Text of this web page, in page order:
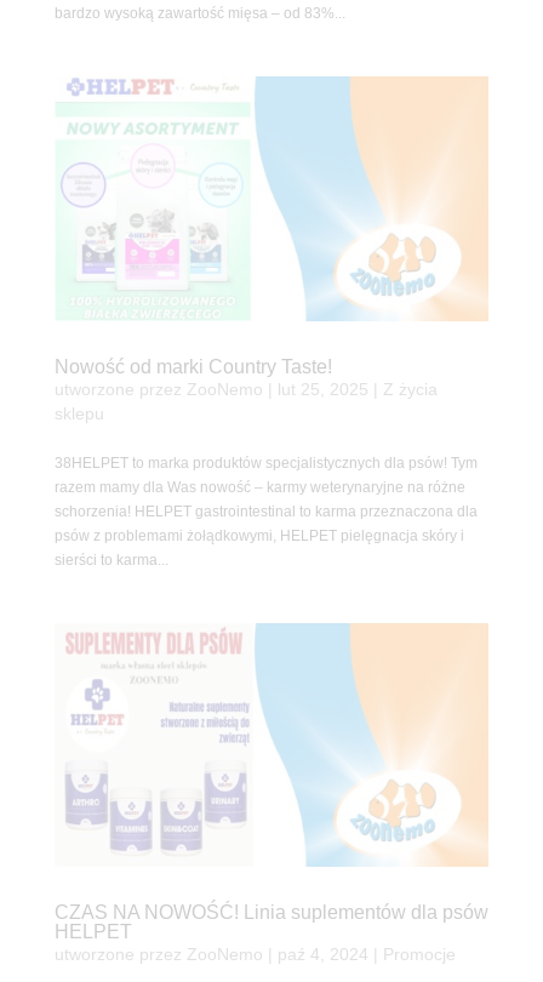
bardzo wysoką zawartość mięsa – od 83%...
Nowość od marki Country Taste!
utworzone przez ZooNemo lut 25, 2025
Z życia
sklepu
38HELPET to marka produktów specjalistycznych dla psów! Tym
razem mamy dla Was nowość – karmy weterynaryjne na różne
schorzenia! HELPET gastrointestinal to karma przeznaczona dla
psów z problemami żołądkowymi, HELPET pielęgnacja skóry i
sierści to karma...
CZAS NA NOWOŚĆ! Linia suplementów dla psów
HELPET
utworzone przez ZooNemo paź 4, 2024 Promocje